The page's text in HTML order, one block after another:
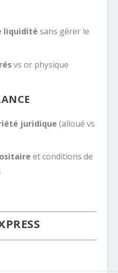
liquidité sans gérer le
vs or physique
juridique (alloué vs
et conditions de